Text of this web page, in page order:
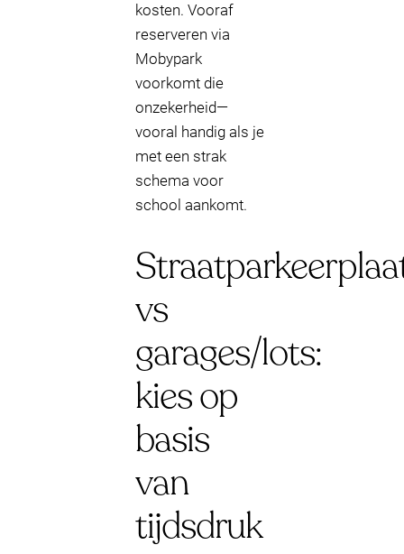
kosten. Vooraf
reserveren via
Mobypark
voorkomt die
onzekerheid—
vooral handig als je
met een strak
schema voor
school aankomt.
vs
garages/lots:
kies op
basis
van
tijdsdruk